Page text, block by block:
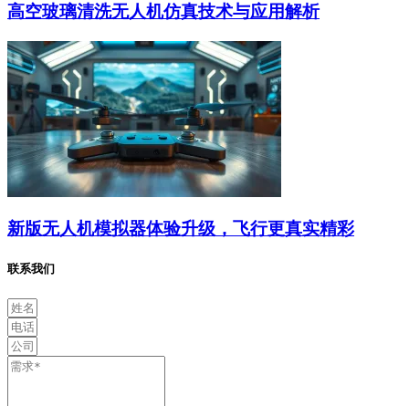
高空玻璃清洗无人机仿真技术与应用解析
新版无人机模拟器体验升级，飞行更真实精彩
联系我们